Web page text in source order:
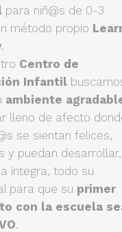
para niñ@s de 0-3
método propio
.
Centro de
Infantil
ambiente
lleno de afecto
se sientan felices,
y puedan desarrollar,
íntegra, todo su
para que su primer
con la escuela
.